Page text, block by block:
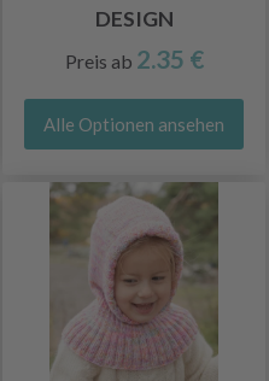
DESIGN
Preis ab 2.35 €
Alle Optionen ansehen